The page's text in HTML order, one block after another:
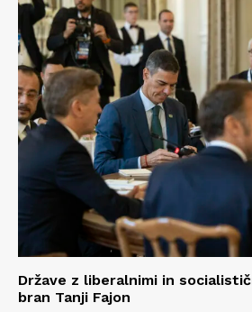
Države z liberalnimi in
bran Tanji Fajon